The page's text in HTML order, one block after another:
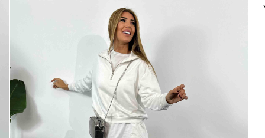
100 TL
200 TL
% 5
Mayıs Sürprizi!
Çarkı çevir ve fırsatı yakala !